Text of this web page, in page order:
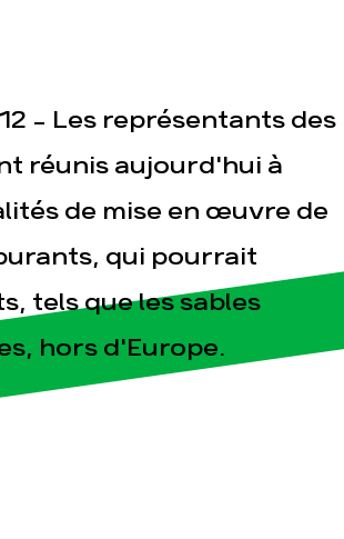
Contact
- Les représentants des
réunis aujourd'hui à
de mise en œuvre de
qui pourrait
tels que les sables
hors d'Europe.